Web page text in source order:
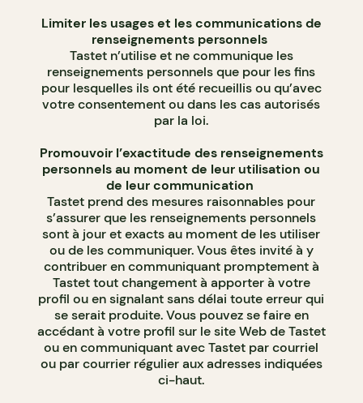
Limiter les usages et les communications de
renseignements personnels
Tastet n’utilise et ne communique les
renseignements personnels que pour les fins
pour lesquelles ils ont été recueillis ou qu’avec
votre consentement ou dans les cas autorisés
par la loi.
Promouvoir l’exactitude des renseignements
personnels au moment de leur utilisation ou
de leur communication
Tastet prend des mesures raisonnables pour
s’assurer que les renseignements personnels
sont à jour et exacts au moment de les utiliser
ou de les communiquer. Vous êtes invité à y
contribuer en communiquant promptement à
Tastet tout changement à apporter à votre
profil ou en signalant sans délai toute erreur qui
se serait produite. Vous pouvez se faire en
accédant à votre profil sur le site Web de Tastet
ou en communiquant avec Tastet par courriel
ou par courrier régulier aux adresses indiquées
ci-haut.